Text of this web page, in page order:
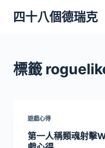
跳
至
內
容
四十八個德瑞克
標籤
遊戲心得
第一人稱類魂射擊